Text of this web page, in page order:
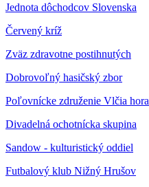
Jednota dôchodcov Slovenska
Červený kríž
Zväz zdravotne postihnutých
Dobrovoľný hasičský zbor
Poľovnícke združenie Vlčia hora
Divadelná ochotnícka skupina
Sandow - kulturistický oddiel
Futbalový klub Nižný Hrušov